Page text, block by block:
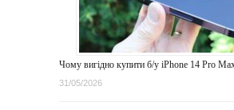
Чому вигідно купити б/у iPhone 14 Pro
31/05/2026